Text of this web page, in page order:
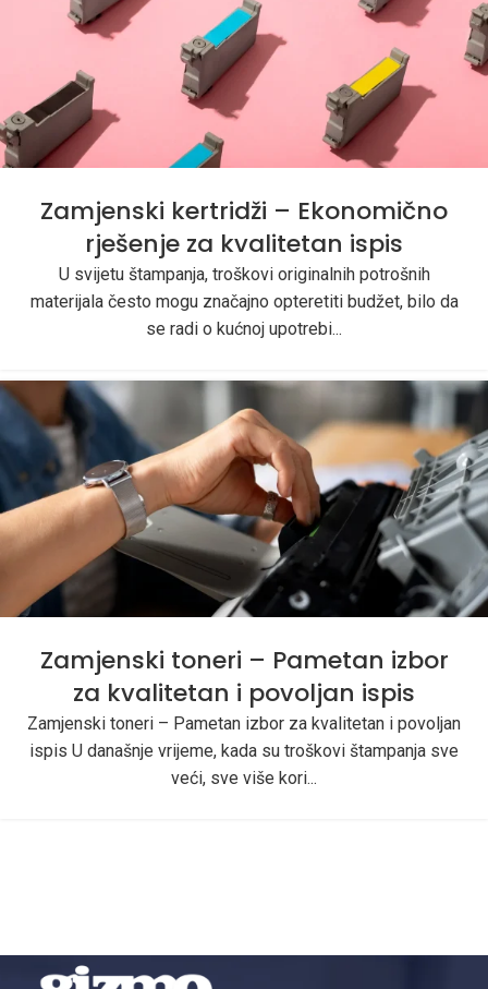
Zamjenski kertridži – Ekonomično
rješenje za kvalitetan ispis
U svijetu štampanja, troškovi originalnih potrošnih
materijala često mogu značajno opteretiti budžet, bilo da
se radi o kućnoj upotrebi...
Zamjenski toneri – Pametan izbor
za kvalitetan i povoljan ispis
Zamjenski toneri – Pametan izbor za kvalitetan i povoljan
ispis U današnje vrijeme, kada su troškovi štampanja sve
veći, sve više kori...